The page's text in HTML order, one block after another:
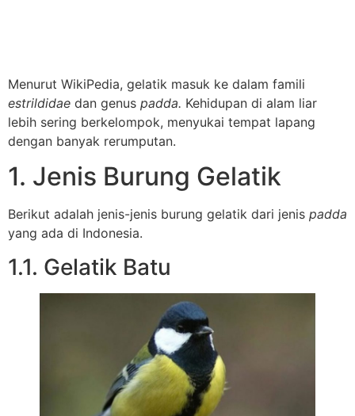
Menurut WikiPedia, gelatik masuk ke dalam famili
estrildidae dan genus padda. Kehidupan di alam liar
lebih sering berkelompok, menyukai tempat lapang
dengan banyak rerumputan.
1. Jenis Burung Gelatik
Berikut adalah jenis-jenis burung gelatik dari jenis padda
yang ada di Indonesia.
1.1. Gelatik Batu